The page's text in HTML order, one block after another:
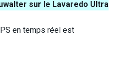
sur le Lavaredo Ultra
en temps réel est